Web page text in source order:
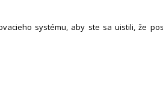
systému, aby ste sa uistili, že